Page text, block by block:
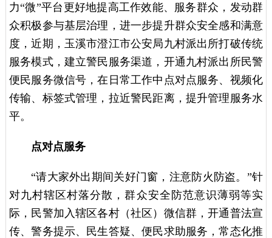
力“微”平台更好地提高工作效能、服务群众，发动群
众积极参与基层治理，进一步提升群众安全感和满意
度，近期，玉溪市澄江市公安局九村派出所打破传统
服务模式，建立警民服务渠道，开通九村派出所民警
便民服务微信号，在日常工作中点对点服务、视频化
传输、标签式管理，拉近警民距离，提升管理服务水
平。
点对点服务
“请大家外出期间关好门窗，注意防火防盗。”针
对九村辖区村落分散，群众安全防范意识薄弱等实
际，民警加入辖区各村（社区）微信群，开通普法宣
传、警务提示、民生答疑、便民求助服务，常态化推